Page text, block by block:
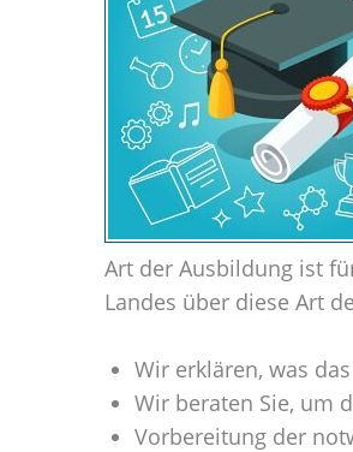
Art der Ausbildung ist
Landes über diese Art
Wir erklären, was
Wir beraten Sie, um
Vorbereitung der